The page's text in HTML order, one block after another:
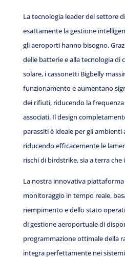
La tecnologia leader del settore
esattamente la gestione
gli aeroporti hanno bisogno.
delle batterie e alla tecnologia di
solare, i cassonetti Bigbelly
funzionamento e aumentano
dei rifiuti, riducendo la
associati. Il design
parassiti è ideale per gli
riducendo efficacemente le
rischi di birdstrike, sia a terra che
La nostra innovativa piattaforma
monitoraggio in tempo reale,
riempimento e dello stato
di gestione aeroportuale di
programmazione ottimale della
integra perfettamente nei